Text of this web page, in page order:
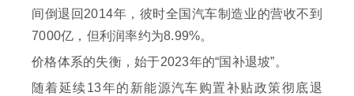
间倒退回2014年，彼时全国汽车制造业的营收不到
7000亿，但利润率约为8.99%。‌
价格体系的失衡，始于2023年的“国补退坡”。
随着延续13年的新能源汽车购置补贴政策彻底退